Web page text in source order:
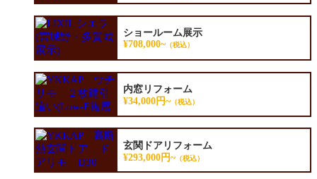
ショールーム展示
¥708,000~（税込）
内窓リフォーム
¥34,000円~（税込）
玄関ドアリフォーム
¥293,000円~（税込）